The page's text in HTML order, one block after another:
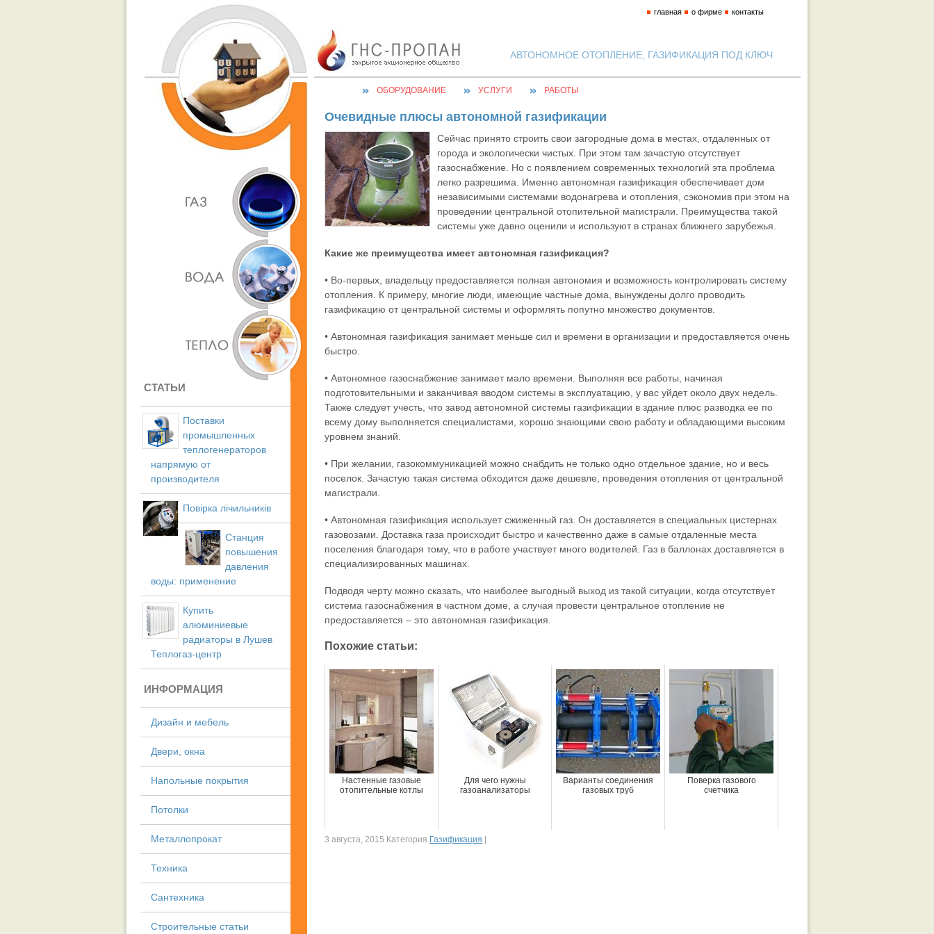
АВТОНОМНОЕ ОТОПЛЕНИЕ, ГАЗИФИКАЦИЯ ПОД КЛЮЧ
главная о фирме контакты
ОБОРУДОВАНИЕ УСЛУГИ РАБОТЫ
СТАТЬИ
Поставки
промышленных
теплогенераторов
напрямую от
производителя
Повірка лічильників
Станция
повышения
давления
воды: применение
Купить
алюминиевые
радиаторы в Лушев
Теплогаз-центр
ИНФОРМАЦИЯ
Дизайн и мебель
Двери, окна
Напольные покрытия
Потолки
Металлопрокат
Техника
Сантехника
Строительные статьи
Очевидные плюсы автономной газификации
Сейчас принято строить свои загородные дома в местах, отдаленных от
города и экологически чистых. При этом там зачастую отсутствует
газоснабжение. Но с появлением современных технологий эта проблема
легко разрешима. Именно автономная газификация обеспечивает дом
независимыми системами водонагрева и отопления, сэкономив при этом на
проведении центральной отопительной магистрали. Преимущества такой
системы уже давно оценили и используют в странах ближнего зарубежья.
Какие же преимущества имеет автономная газификация?
• Во-первых, владельцу предоставляется полная автономия и возможность контролировать систему
отопления. К примеру, многие люди, имеющие частные дома, вынуждены долго проводить
газификацию от центральной системы и оформлять попутно множество документов.
• Автономная газификация занимает меньше сил и времени в организации и предоставляется очень
быстро.
• Автономное газоснабжение занимает мало времени. Выполняя все работы, начиная
подготовительными и заканчивая вводом системы в эксплуатацию, у вас уйдет около двух недель.
Также следует учесть, что завод автономной системы газификации в здание плюс разводка ее по
всему дому выполняется специалистами, хорошо знающими свою работу и обладающими высоким
уровнем знаний.
• При желании, газокоммуникацией можно снабдить не только одно отдельное здание, но и весь
поселок. Зачастую такая система обходится даже дешевле, проведения отопления от центральной
магистрали.
• Автономная газификация использует сжиженный газ. Он доставляется в специальных цистернах
газовозами. Доставка газа происходит быстро и качественно даже в самые отдаленные места
поселения благодаря тому, что в работе участвует много водителей. Газ в баллонах доставляется в
специализированных машинах.
Подводя черту можно сказать, что наиболее выгодный выход из такой ситуации, когда отсутствует
система газоснабжения в частном доме, а случая провести центральное отопление не
предоставляется – это автономная газификация.
Похожие статьи:
Настенные газовые
отопительные котлы
Для чего нужны
газоанализаторы
Варианты соединения
газовых труб
Поверка газового
счетчика
3 августа, 2015 Категория Газификация